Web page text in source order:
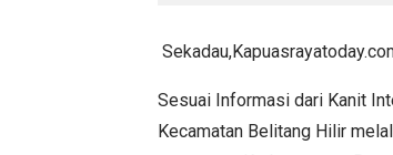
Sesuai Informasi dari Kanit
Kecamatan Belitang Hilir